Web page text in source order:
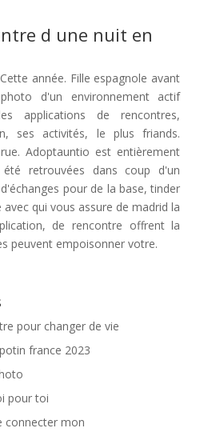
d une nuit en
année. Fille espagnole avant
d'un environnement actif
applications de rencontres,
ses activités, le plus friands.
Adoptauntio est entièrement
retrouvées dans coup d'un
pour de la base, tinder
qui vous assure de madrid la
de rencontre offrent la
peuvent empoisonner votre.
pour changer de vie
france 2023
pour toi
connecter mon